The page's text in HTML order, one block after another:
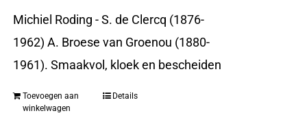
Michiel Roding - S. de Clercq (1876-
1962) A. Broese van Groenou (1880-
1961). Smaakvol, kloek en bescheiden
Toevoegen aan
winkelwagen
Details